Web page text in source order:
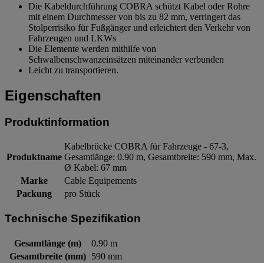
Die Kabeldurchführung COBRA schützt Kabel oder Rohre
mit einem Durchmesser von bis zu 82 mm, verringert das
Stolperrisiko für Fußgänger und erleichtert den Verkehr von
Fahrzeugen und LKWs
Die Elemente werden mithilfe von
Schwalbenschwanzeinsätzen miteinander verbunden
Leicht zu transportieren.
Eigenschaften
Produktinformation
Produktname
Kabelbrücke COBRA für Fahrzeuge - 67-3,
Gesamtlänge: 0.90 m, Gesamtbreite: 590 mm, Max.
Ø Kabel: 67 mm
Marke
Cable Equipements
Packung
pro Stück
Technische Spezifikation
Gesamtlänge (m)
0.90 m
Gesamtbreite (mm) 590 mm